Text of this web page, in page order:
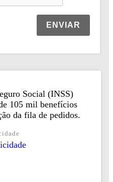
ENVIAR
Social (INSS)
105 mil benefícios
da fila de pedidos.